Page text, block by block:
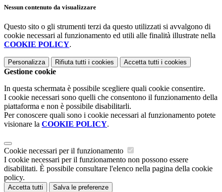
Nessun contenuto da visualizzare
Questo sito o gli strumenti terzi da questo utilizzati si avvalgono di
cookie necessari al funzionamento ed utili alle finalità illustrate nella
COOKIE POLICY.
Personalizza Rifiuta tutti i cookies Accetta tutti i cookies
Gestione cookie
In questa schermata è possibile scegliere quali cookie consentire.
I cookie necessari sono quelli che consentono il funzionamento della
piattaforma e non è possibile disabilitarli.
Per conoscere quali sono i cookie necessari al funzionamento potete
visionare la COOKIE POLICY.
Cookie necessari per il funzionamento
I cookie necessari per il funzionamento non possono essere
disabilitati. È possibile consultare l'elenco nella pagina della cookie
policy.
Accetta tutti Salva le preferenze